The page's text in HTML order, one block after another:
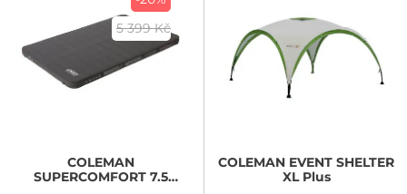
5 399 Kč
COLEMAN
SUPERCOMFORT 7.5
COLEMAN EVENT SHELTER
XL Plus